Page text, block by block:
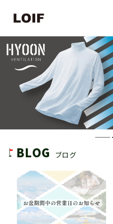
BLOG ブログ